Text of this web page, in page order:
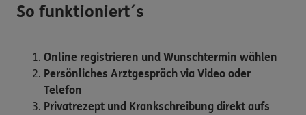
So funktioniert´s
Online registrieren und Wunschtermin wählen
Persönliches Arztgespräch via Video oder
Telefon
Privatrezept und Krankschreibung direkt aufs